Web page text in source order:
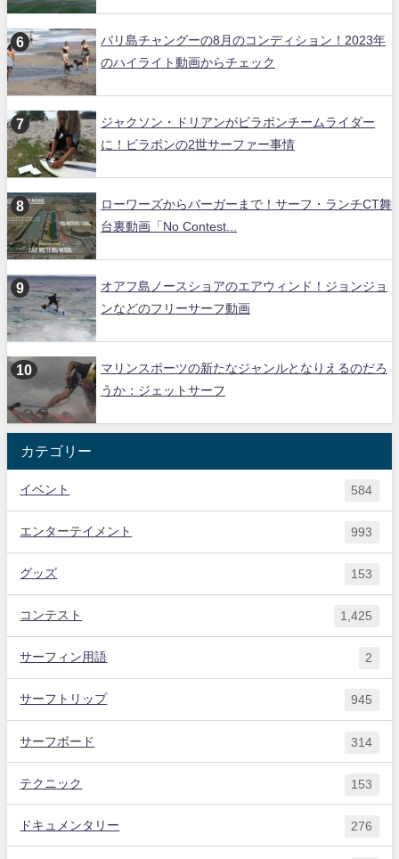
バリ島チャングーの8月のコンディション！2023年
のハイライト動画からチェック
ジャクソン・ドリアンがビラボンチームライダー
に！ビラボンの2世サーファー事情
ローワーズからバーガーまで！サーフ・ランチCT舞
台裏動画「No Contest...
オアフ島ノースショアのエアウィンド！ジョンジョ
ンなどのフリーサーフ動画
マリンスポーツの新たなジャンルとなりえるのだろ
うか：ジェットサーフ
カテゴリー
イベント 584
エンターテイメント 993
グッズ 153
コンテスト 1,425
サーフィン用語 2
サーフトリップ 945
サーフボード 314
テクニック 153
ドキュメンタリー 276